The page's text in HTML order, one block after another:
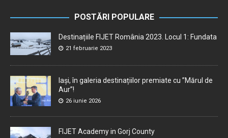
POSTĂRI POPULARE
Destinațiile FIJET România 2023. Locul 1: Fundata
21 februarie 2023
Iași, în galeria destinațiilor premiate cu ”Mărul de
Aur”!
26 iunie 2026
FIJET Academy in Gorj County